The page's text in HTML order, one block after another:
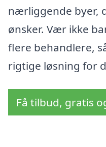
nærliggende byer,
ønsker. Vær ikke
flere behandlere,
rigtige løsning for
Få tilbud, gratis